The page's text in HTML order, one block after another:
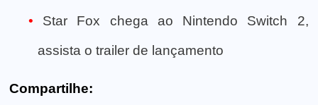
Star Fox chega ao Nintendo Switch 2,
assista o trailer de lançamento
Compartilhe: